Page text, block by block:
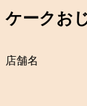
ケークお
店舗名